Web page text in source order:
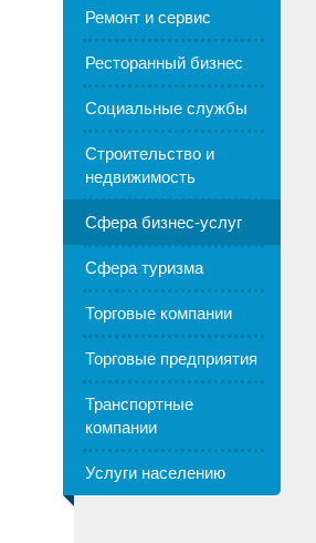
Ремонт и сервис
Ресторанный бизнес
Социальные службы
Строительство и
недвижимость
Сфера бизнес-услуг
Сфера туризма
Торговые компании
Торговые предприятия
Транспортные
компании
Услуги населению